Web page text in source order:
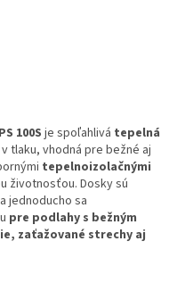
100S je spoľahlivá tepelná
tlaku, vhodná pre bežné aj
tepelnoizolačnými
životnosťou. Dosky sú
jednoducho sa
pre podlahy s bežným
zaťažované strechy aj